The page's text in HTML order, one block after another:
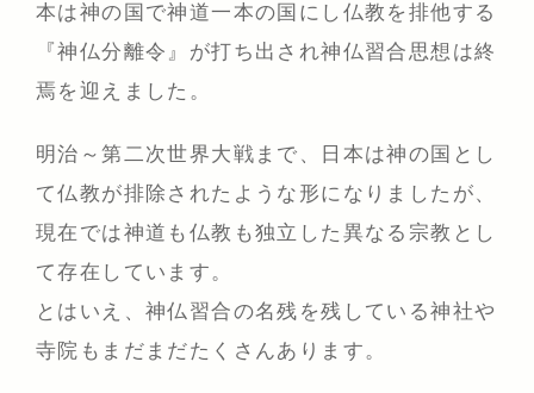
本は神の国で神道一本の国にし仏教を排他する
『神仏分離令』が打ち出され神仏習合思想は終
焉を迎えました。
明治～第二次世界大戦まで、日本は神の国とし
て仏教が排除されたような形になりましたが、
現在では神道も仏教も独立した異なる宗教とし
て存在しています。
とはいえ、神仏習合の名残を残している神社や
寺院もまだまだたくさんあります。